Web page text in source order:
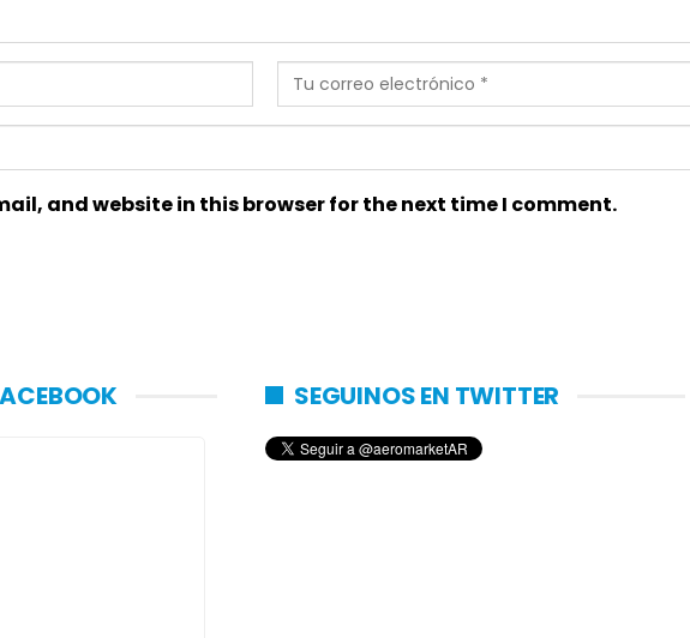
and website in this browser for the next time I comment.
SEGUINOS EN TWITTER